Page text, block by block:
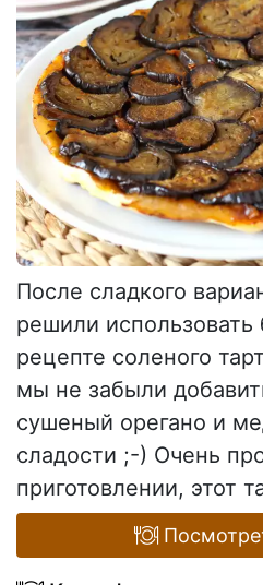
После сладкого
решили
рецепте соленого
мы не забыли
сушеный орегано и
сладости ;-) Очень
приготовлении, этот